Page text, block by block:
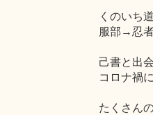
くのいち
服部→忍
己書と出
コロナ禍
たくさん